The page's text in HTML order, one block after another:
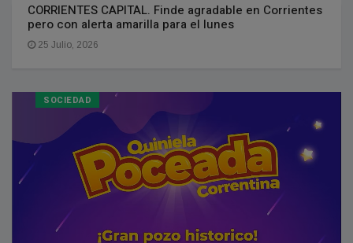
CORRIENTES CAPITAL. Finde agradable en Corrientes
pero con alerta amarilla para el lunes
25 Julio, 2026
SOCIEDAD